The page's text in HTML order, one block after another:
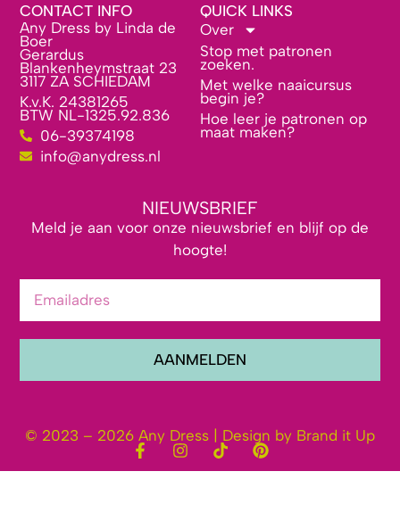
CONTACT INFO
Any Dress by Linda de
Boer
Gerardus
Blankenheymstraat 23
3117 ZA SCHIEDAM
K.v.K. 24381265
BTW NL-1325.92.836
06-39374198
info@anydress.nl
QUICK LINKS
Over
Stop met patronen
zoeken.
Met welke naaicursus
begin je?
Hoe leer je patronen op
maat maken?
NIEUWSBRIEF
Meld je aan voor onze nieuwsbrief en blijf op de
hoogte!
AANMELDEN
© 2023 – 2026 Any Dress | Design by Brand it Up